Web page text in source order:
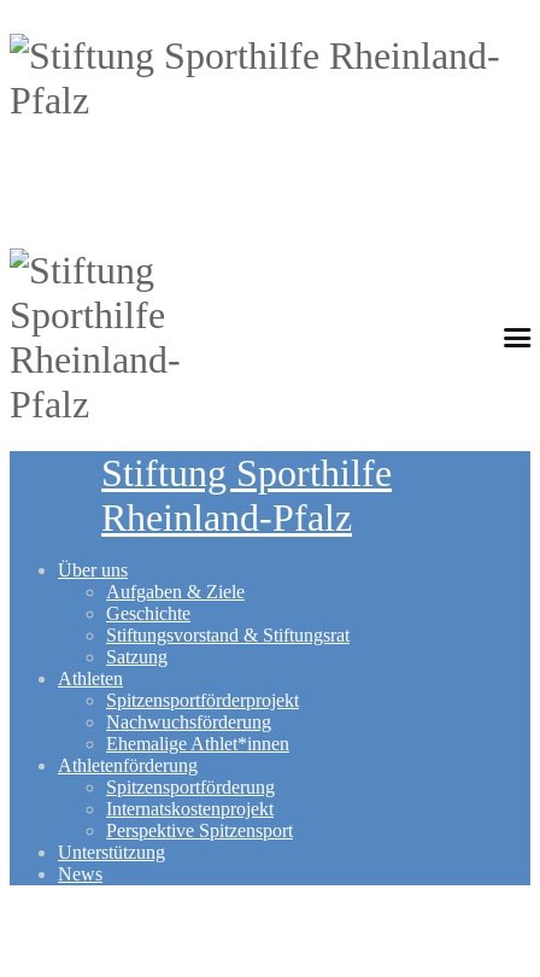
Stiftung Sporthilfe
Rheinland-Pfalz
Über uns
Aufgaben & Ziele
Geschichte
Stiftungsvorstand & Stiftungsrat
Satzung
Athleten
Spitzensportförderprojekt
Nachwuchsförderung
Ehemalige Athlet*innen
Athletenförderung
Spitzensportförderung
Internatskostenprojekt
Perspektive Spitzensport
Unterstützung
News